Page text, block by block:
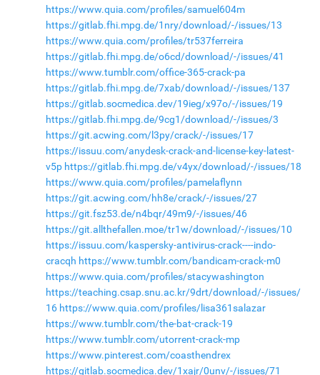
https://www.quia.com/profiles/samuel604m
https://gitlab.fhi.mpg.de/1nry/download/-/issues/13
https://www.quia.com/profiles/tr537ferreira
https://gitlab.fhi.mpg.de/o6cd/download/-/issues/41
https://www.tumblr.com/office-365-crack-pa
https://gitlab.fhi.mpg.de/7xab/download/-/issues/137
https://gitlab.socmedica.dev/19ieg/x97o/-/issues/19
https://gitlab.fhi.mpg.de/9cg1/download/-/issues/3
https://git.acwing.com/l3py/crack/-/issues/17
https://issuu.com/anydesk-crack-and-license-key-latest-
v5p https://gitlab.fhi.mpg.de/v4yx/download/-/issues/18
https://www.quia.com/profiles/pamelaflynn
https://git.acwing.com/hh8e/crack/-/issues/27
https://git.fsz53.de/n4bqr/49m9/-/issues/46
https://git.allthefallen.moe/tr1w/download/-/issues/10
https://issuu.com/kaspersky-antivirus-crack----indo-
cracqh https://www.tumblr.com/bandicam-crack-m0
https://www.quia.com/profiles/stacywashington
https://teaching.csap.snu.ac.kr/9drt/download/-/issues/
16 https://www.quia.com/profiles/lisa361salazar
https://www.tumblr.com/the-bat-crack-19
https://www.tumblr.com/utorrent-crack-mp
https://www.pinterest.com/coasthendrex
https://gitlab.socmedica.dev/1xajr/0unv/-/issues/71